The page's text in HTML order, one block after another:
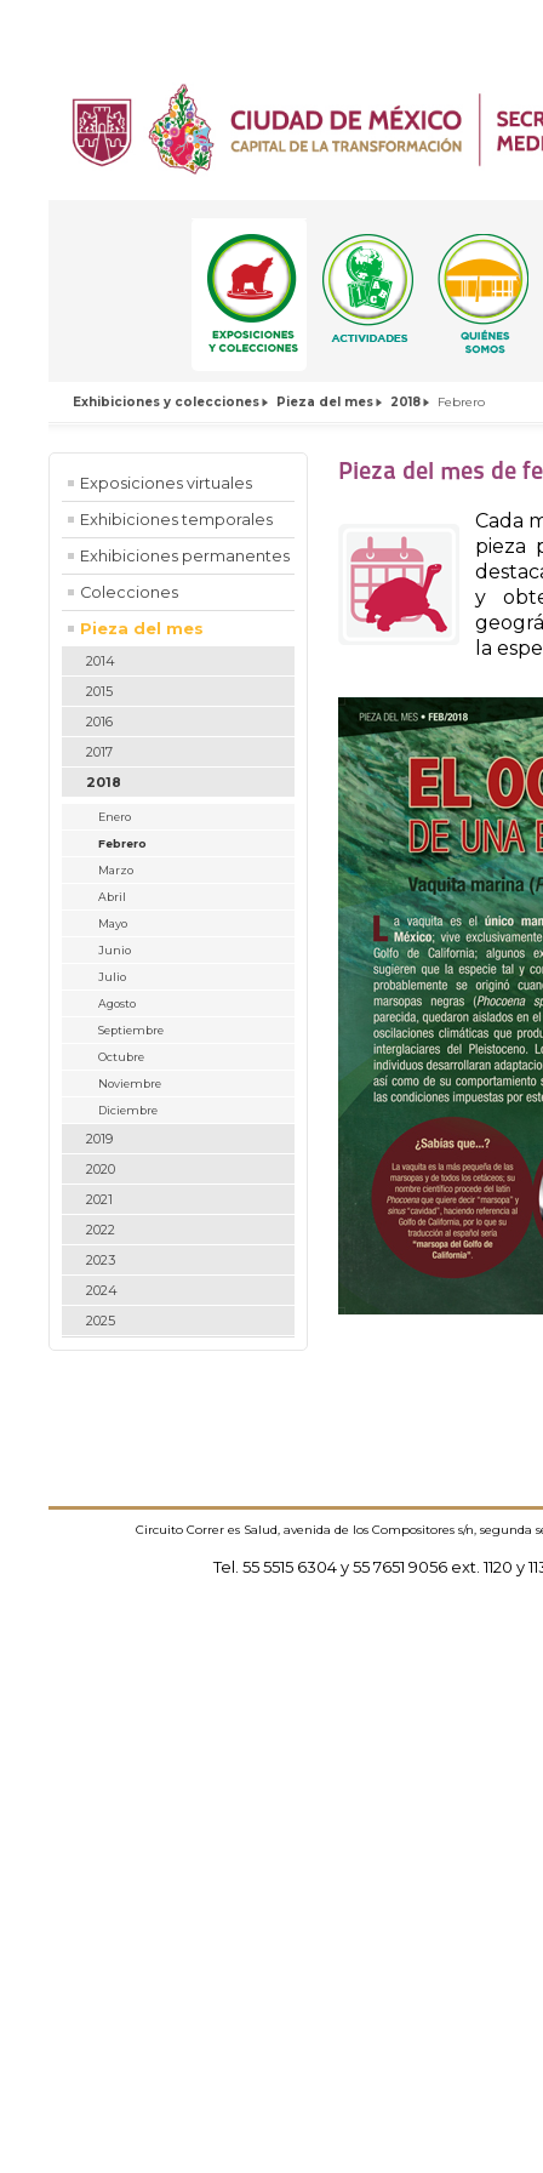
Exhibiciones y colecciones Pieza del mes 2018 Febrero
Exposiciones virtuales
Exhibiciones temporales
Exhibiciones permanentes
Colecciones
Pieza del mes
2014
2015
2016
2017
2018
Enero
Febrero
Marzo
Abril
Mayo
Junio
Julio
Agosto
Septiembre
Octubre
Noviembre
Diciembre
2019
2020
2021
2022
2023
2024
2025
Pieza del mes de
Cada
pieza
y
la
Circuito Correr es Salud, avenida de los Compositores s/n,
Tel. 55 5515 6304 y 55 7651 9056 ext. 1120